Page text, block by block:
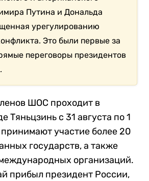
Путина и Дональда
урегулированию
Это были первые за
переговоры президентов
ШОС проходит в
Тяньцзинь с 31 августа по 1
участие более 20
государств, а также
организаций.
прибыл президент России,